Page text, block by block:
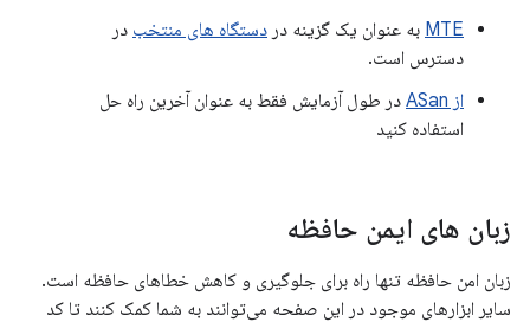
MTE به عنوان یک گزینه در دستگاه های منتخب در
دسترس است.
از ASan
در طول آزمایش فقط به عنوان آخرین راه حل
استفاده کنید
زبان های ایمن حافظه
زبان امن حافظه تنها راه برای جلوگیری و کاهش خطاهای حافظه است.
سایر ابزارهای موجود در این صفحه می‌توانند به شما کمک کنند تا کد